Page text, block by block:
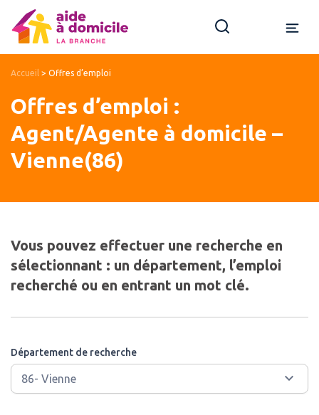
Accueil > Offres d’emploi
Offres d’emploi :
Agent/Agente à domicile –
Vienne(86)
Vous pouvez effectuer une recherche en
sélectionnant : un département, l’emploi
recherché ou en entrant un mot clé.
Département de recherche